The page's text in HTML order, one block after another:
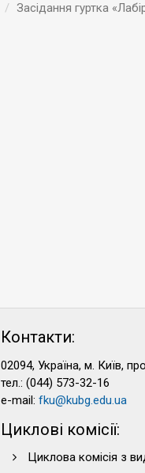
Засідання гуртка
Контакти:
02094, Україна, м. Київ,
тел.: (044) 573-32-16
e-mail: fku@kubg.edu.ua
Циклові комісії:
Циклова комісія з